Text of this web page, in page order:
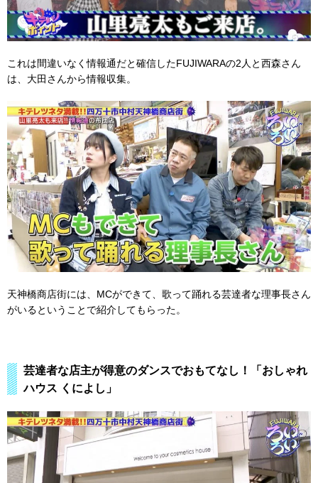
これは間違いなく情報通だと確信したFUJIWARAの2人と西森さん
は、大田さんから情報収集。
天神橋商店街には、MCができて、歌って踊れる芸達者な理事長さん
がいるということで紹介してもらった。
芸達者な店主が得意のダンスでおもてなし！「おしゃれ
ハウス くによし」